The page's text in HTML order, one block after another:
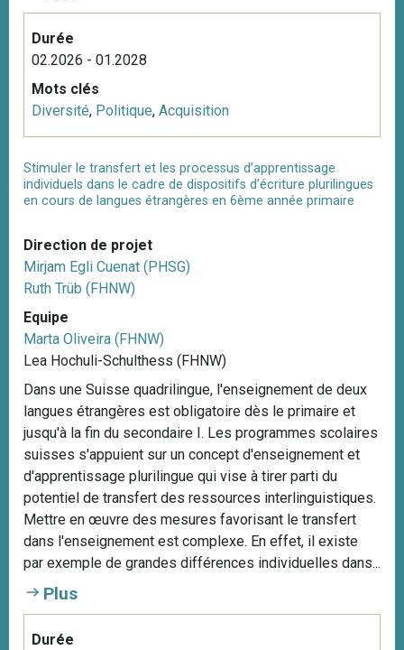
Durée
02.2026 - 01.2028
Mots clés
Diversité, Politique, Acquisition
Stimuler le transfert et les processus d’apprentissage
individuels dans le cadre de dispositifs d’écriture plurilingues
en cours de langues étrangères en 6ème année primaire
Direction de projet
Mirjam Egli Cuenat (PHSG)
Ruth Trüb (FHNW)
Equipe
Marta Oliveira (FHNW)
Lea Hochuli-Schulthess (FHNW)
Dans une Suisse quadrilingue, l'enseignement de deux
langues étrangères est obligatoire dès le primaire et
jusqu'à la fin du secondaire I. Les programmes scolaires
suisses s'appuient sur un concept d'enseignement et
d'apprentissage plurilingue qui vise à tirer parti du
potentiel de transfert des ressources interlinguistiques.
Mettre en œuvre des mesures favorisant le transfert
dans l'enseignement est complexe. En effet, il existe
par exemple de grandes différences individuelles dans...
Plus
Durée